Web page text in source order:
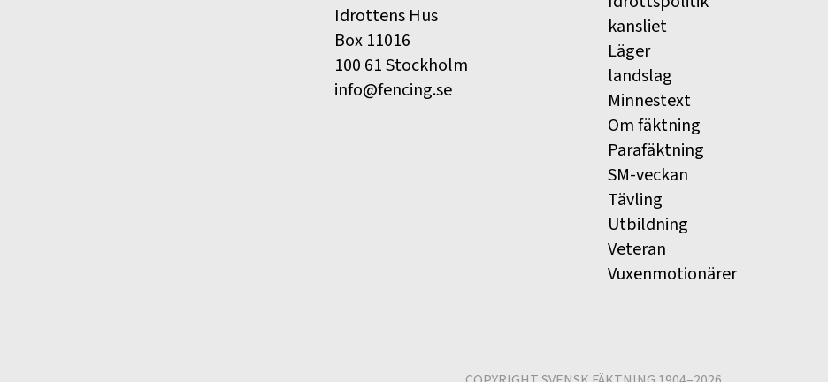
Idrottens Hus
Box 11016
100 61 Stockholm
info@fencing.se
kansliet
Läger
landslag
Minnestext
Om fäktning
Parafäktning
SM-veckan
Tävling
Utbildning
Veteran
Vuxenmotionärer